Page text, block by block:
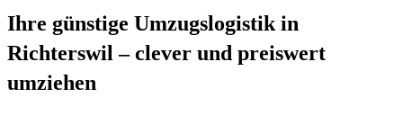
Ihre günstige Umzugslogistik in
Richterswil – clever und preiswert
umziehen